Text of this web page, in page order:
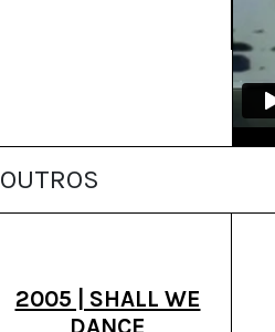
OUTROS
2005 | SHALL WE
DANCE